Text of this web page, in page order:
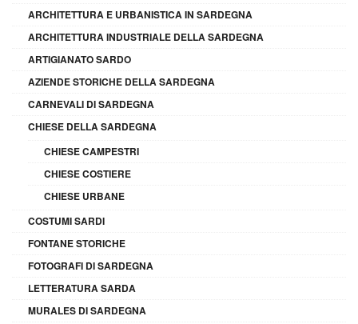
ARCHITETTURA E URBANISTICA IN SARDEGNA
ARCHITETTURA INDUSTRIALE DELLA SARDEGNA
ARTIGIANATO SARDO
AZIENDE STORICHE DELLA SARDEGNA
CARNEVALI DI SARDEGNA
CHIESE DELLA SARDEGNA
CHIESE CAMPESTRI
CHIESE COSTIERE
CHIESE URBANE
COSTUMI SARDI
FONTANE STORICHE
FOTOGRAFI DI SARDEGNA
LETTERATURA SARDA
MURALES DI SARDEGNA